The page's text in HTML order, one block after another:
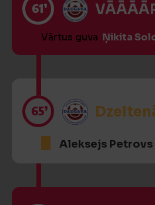
61’
Vārtus guva Ņikita
65’
Aleksejs Petrovs